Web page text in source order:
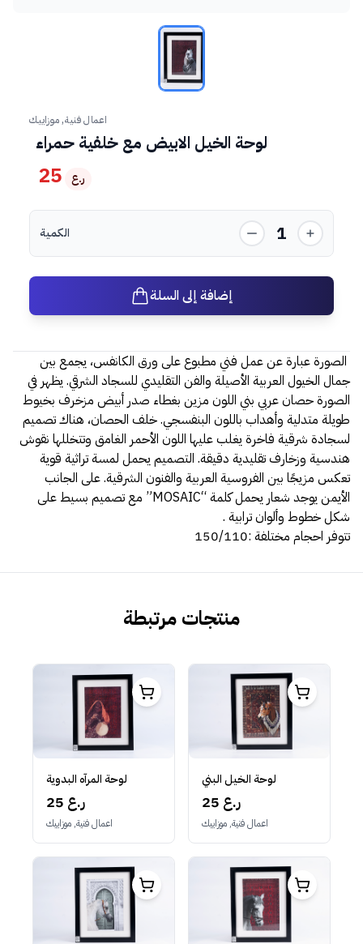
اعمال فنية, موزاييك
لوحة الخيل الابيض مع خلفية حمراء
25 ر.ع
الكمية 1
إضافة إلى السلة
الصورة عبارة عن عمل فني مطبوع على ورق الكانفس، يجمع بين
جمال الخيول العربية الأصيلة والفن التقليدي للسجاد الشرقي. يظهر في
الصورة حصان عربي بني اللون مزين بغطاء صدر أبيض مزخرف بخيوط
طويلة متدلية وأهداب باللون البنفسجي. خلف الحصان، هناك تصميم
لسجادة شرقية فاخرة يغلب عليها اللون الأحمر الغامق وتتخللها نقوش
هندسية وزخارف تقليدية دقيقة. التصميم يحمل لمسة تراثية قوية
تعكس مزيجًا بين الفروسية العربية والفنون الشرقية. على الجانب
الأيمن يوجد شعار يحمل كلمة “MOSAIC” مع تصميم بسيط على
شكل خطوط وألوان ترابية .
تتوفر احجام مختلفة :150/110
منتجات مرتبطة
لوحة المرآه البدوية
25 ر.ع
اعمال فنية, موزاييك
لوحة الخيل البني
25 ر.ع
اعمال فنية, موزاييك